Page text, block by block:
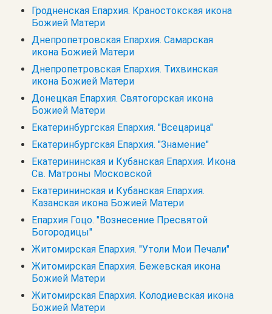
Гродненская Епархия. Краностокская икона
Божией Матери
Днепропетровская Епархия. Самарская
икона Божией Матери
Днепропетровская Епархия. Тихвинская
икона Божией Матери
Донецкая Епархия. Святогорская икона
Божией Матери
Екатеринбургская Епархия. "Всецарица"
Екатеринбургская Епархия. "Знамение"
Екатерининская и Кубанская Епархия. Икона
Св. Матроны Московской
Екатерининская и Кубанская Епархия.
Казанская икона Божией Матери
Епархия Гоцо. "Вознесение Пресвятой
Богородицы"
Житомирская Епархия. "Утоли Мои Печали"
Житомирская Епархия. Бежевская икона
Божией Матери
Житомирская Епархия. Колодиевская икона
Божией Матери